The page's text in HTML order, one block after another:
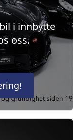
i innbytte
oss.